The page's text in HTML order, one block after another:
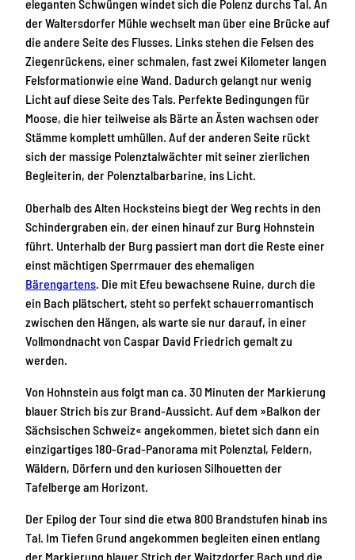
eleganten Schwüngen windet sich die Polenz durchs Tal. An
der Waltersdorfer Mühle wechselt man über eine Brücke auf
die andere Seite des Flusses. Links stehen die Felsen des
Ziegenrückens, einer schmalen, fast zwei Kilometer langen
Felsformationwie eine Wand. Dadurch gelangt nur wenig
Licht auf diese Seite des Tals. Perfekte Bedingungen für
Moose, die hier teilweise als Bärte an Ästen wachsen oder
Stämme komplett umhüllen. Auf der anderen Seite rückt
sich der massige Polenztalwächter mit seiner zierlichen
Begleiterin, der Polenztalbarbarine, ins Licht.
Oberhalb des Alten Hocksteins biegt der Weg rechts in den
Schindergraben ein, der einen hinauf zur Burg Hohnstein
führt. Unterhalb der Burg passiert man dort die Reste einer
einst mächtigen Sperrmauer des ehemaligen
Bärengartens . Die mit Efeu bewachsene Ruine, durch die
ein Bach plätschert, steht so perfekt schauerromantisch
zwischen den Hängen, als warte sie nur darauf, in einer
Vollmondnacht von Caspar David Friedrich gemalt zu
werden.
Von Hohnstein aus folgt man ca. 30 Minuten der Markierung
blauer Strich bis zur Brand-Aussicht. Auf dem »Balkon der
Sächsischen Schweiz« angekommen, bietet sich dann ein
einzigartiges 180-Grad-Panorama mit Polenztal, Feldern,
Wäldern, Dörfern und den kuriosen Silhouetten der
Tafelberge am Horizont.
Der Epilog der Tour sind die etwa 800 Brandstufen hinab ins
Tal. Im Tiefen Grund angekommen begleiten einen entlang
der Markierung blauer Strich der Waitzdorfer Bach und die